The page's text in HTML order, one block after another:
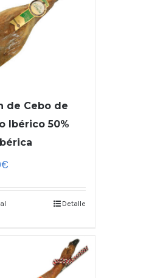
de Cebo de
Ibérico 50%
€
Detalle